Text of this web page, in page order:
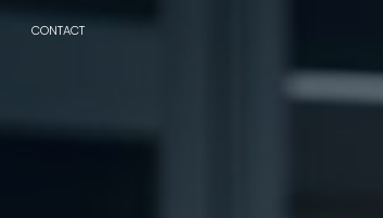
CONTACT